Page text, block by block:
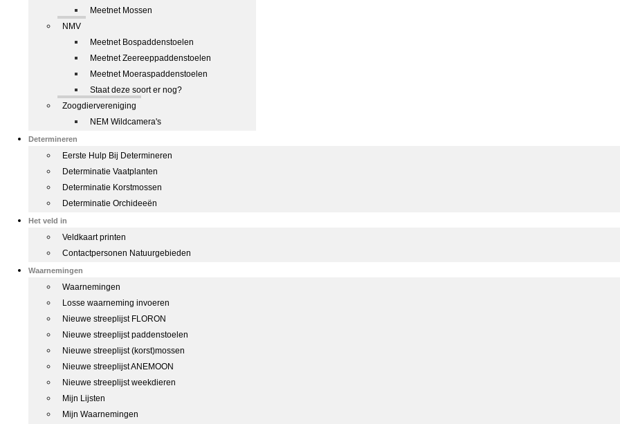
Meetnet Mossen
NMV
Meetnet Bospaddenstoelen
Meetnet Zeereeppaddenstoelen
Meetnet Moeraspaddenstoelen
Staat deze soort er nog?
Zoogdiervereniging
NEM Wildcamera's
Determineren
Eerste Hulp Bij Determineren
Determinatie Vaatplanten
Determinatie Korstmossen
Determinatie Orchideeën
Het veld in
Veldkaart printen
Contactpersonen Natuurgebieden
Waarnemingen
Waarnemingen
Losse waarneming invoeren
Nieuwe streeplijst FLORON
Nieuwe streeplijst paddenstoelen
Nieuwe streeplijst (korst)mossen
Nieuwe streeplijst ANEMOON
Nieuwe streeplijst weekdieren
Mijn Lijsten
Mijn Waarnemingen